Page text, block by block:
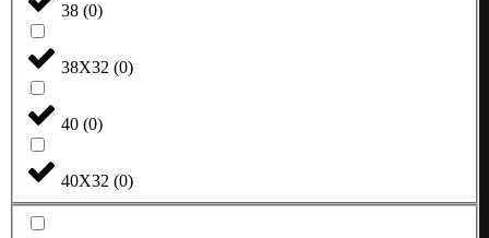
38 (0)
38X32 (0)
40 (0)
40X32 (0)